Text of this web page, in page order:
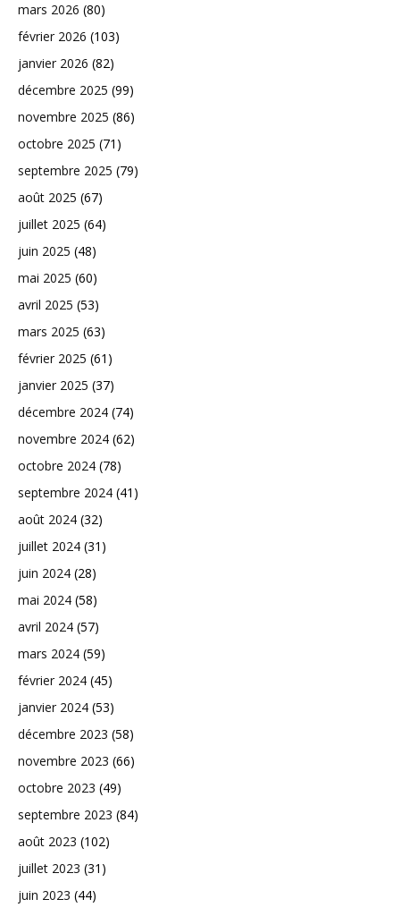
mars 2026 (80)
février 2026 (103)
janvier 2026 (82)
décembre 2025 (99)
novembre 2025 (86)
octobre 2025 (71)
septembre 2025 (79)
août 2025 (67)
juillet 2025 (64)
juin 2025 (48)
mai 2025 (60)
avril 2025 (53)
mars 2025 (63)
février 2025 (61)
janvier 2025 (37)
décembre 2024 (74)
novembre 2024 (62)
octobre 2024 (78)
septembre 2024 (41)
août 2024 (32)
juillet 2024 (31)
juin 2024 (28)
mai 2024 (58)
avril 2024 (57)
mars 2024 (59)
février 2024 (45)
janvier 2024 (53)
décembre 2023 (58)
novembre 2023 (66)
octobre 2023 (49)
septembre 2023 (84)
août 2023 (102)
juillet 2023 (31)
juin 2023 (44)